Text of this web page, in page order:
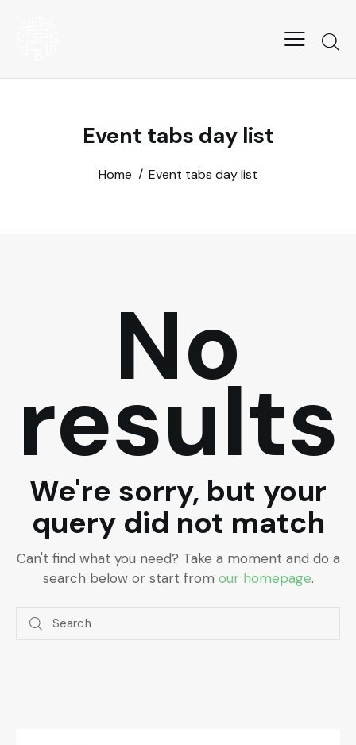
Event tabs day list
Home Event tabs day list
No
results
We're sorry, but your
query did not match
Can't find what you need? Take a moment and do a
search below or start from our homepage.